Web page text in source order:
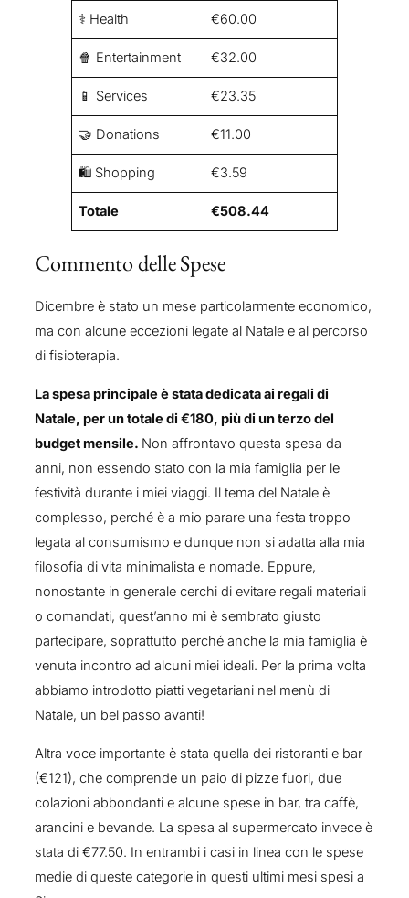
⚕️ Health €60.00
🍿 Entertainment €32.00
📱 Services €23.35
🤝 Donations €11.00
🛍️ Shopping €3.59
Totale €508.44
Commento delle Spese
Dicembre è stato un mese particolarmente economico,
ma con alcune eccezioni legate al Natale e al percorso
di fisioterapia.
La spesa principale è stata dedicata ai regali di
Natale, per un totale di €180, più di un terzo del
budget mensile. Non affrontavo questa spesa da
anni, non essendo stato con la mia famiglia per le
festività durante i miei viaggi. Il tema del Natale è
complesso, perché è a mio parare una festa troppo
legata al consumismo e dunque non si adatta alla mia
filosofia di vita minimalista e nomade. Eppure,
nonostante in generale cerchi di evitare regali materiali
o comandati, quest’anno mi è sembrato giusto
partecipare, soprattutto perché anche la mia famiglia è
venuta incontro ad alcuni miei ideali. Per la prima volta
abbiamo introdotto piatti vegetariani nel menù di
Natale, un bel passo avanti!
Altra voce importante è stata quella dei ristoranti e bar
(€121), che comprende un paio di pizze fuori, due
colazioni abbondanti e alcune spese in bar, tra caffè,
arancini e bevande. La spesa al supermercato invece è
stata di €77.50. In entrambi i casi in linea con le spese
medie di queste categorie in questi ultimi mesi spesi a